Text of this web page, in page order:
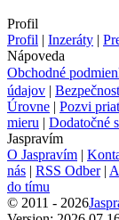
Profil
Profil | Inzeráty |
Nápoveda
Obchodné
údajov |
Úrovne | Pozvi
mieru | Dodatočné
Jaspravím
O Jaspravím |
nás | RSS Odber|
do tímu
© 2011 - 2026